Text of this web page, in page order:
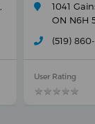
1041
ON N6H
(519)
User Rating
★★★★★
★★★★★